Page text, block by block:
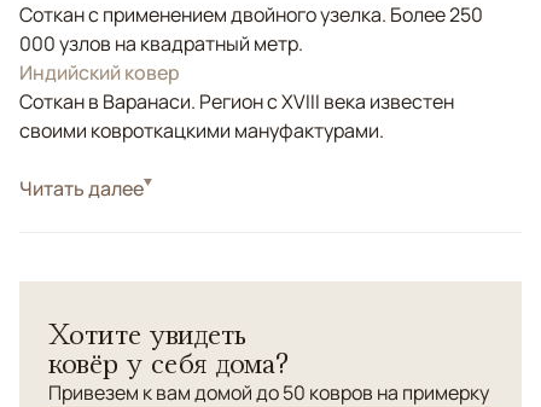
Соткан с применением двойного узелка. Более 250
000 узлов на квадратный метр.
Индийский ковер
Соткан в Варанаси. Регион с XVIII века известен
своими ковроткацкими мануфактурами.
СтильСовременные
Читать далее
Хотите увидеть
ковёр у себя дома?
Привезем к вам домой до 50 ковров на примерку